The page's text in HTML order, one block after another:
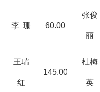
李 珊 60.00
张俊
丽
王瑞
红
145.00
杜梅
英